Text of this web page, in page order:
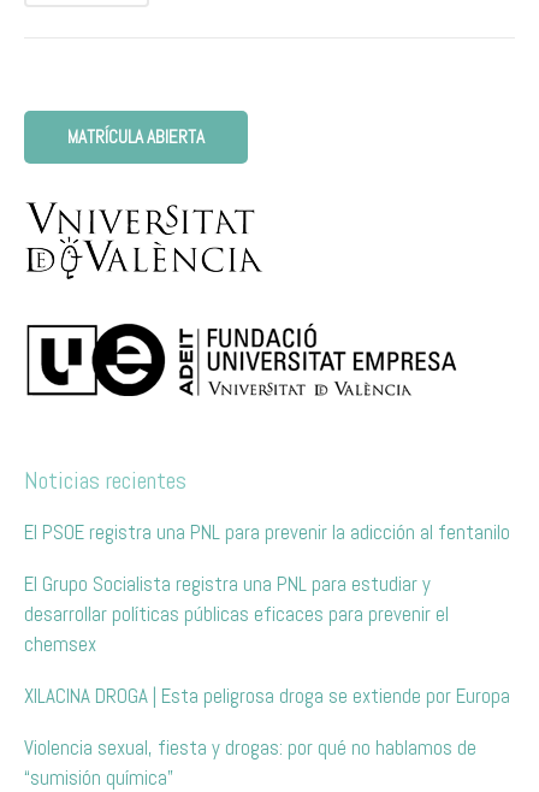
MATRÍCULA ABIERTA
Noticias recientes
El PSOE registra una PNL para prevenir la adicción al fentanilo
El Grupo Socialista registra una PNL para estudiar y
desarrollar políticas públicas eficaces para prevenir el
chemsex
XILACINA DROGA | Esta peligrosa droga se extiende por Europa
Violencia sexual, fiesta y drogas: por qué no hablamos de
“sumisión química”